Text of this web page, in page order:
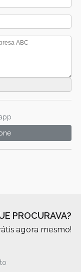
PROCURAVA?
agora mesmo!